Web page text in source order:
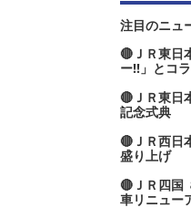
注目のニュ
🔴ＪＲ東日
ー‼」とコ
🔴ＪＲ東日
記念式典
🔴ＪＲ西日
盛り上げ
🔴ＪＲ四国
車リニュー